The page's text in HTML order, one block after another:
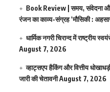
Book Review | समय, संवेदना और
रंजन का काव्य-संग्रह ‘मौसिकी :
धार्मिक नगरी चिरान्द में राष्ट्रीय
August 7, 2026
व्हाट्सएप हैकिंग और वित्तीय
जारी की चेतावनीAugust 7, 2026